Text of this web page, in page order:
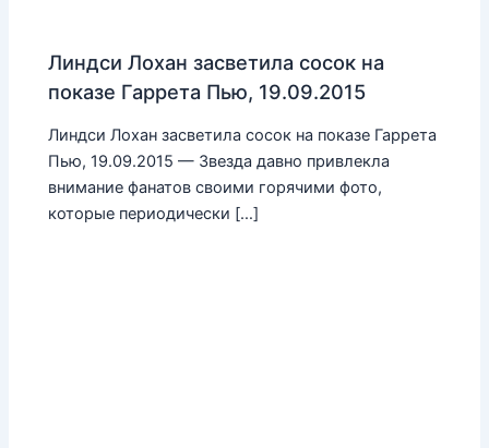
Линдси Лохан засветила сосок на
показе Гаррета Пью, 19.09.2015
Линдси Лохан засветила сосок на показе Гаррета
Пью, 19.09.2015 — Звезда давно привлекла
внимание фанатов своими горячими фото,
которые периодически […]